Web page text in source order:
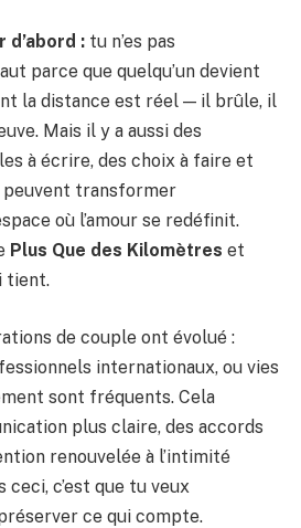
d’abord : tu n’es pas
parce que quelqu’un devient
la distance est réel — il brûle, il
Mais il y a aussi des
à écrire, des choix à faire et
transformer
où l’amour se redéfinit.
Plus Que des Kilomètres et
tient.
de couple ont évolué :
internationaux, ou vies
sont fréquents. Cela
plus claire, des accords
renouvelée à l’intimité
c’est que tu veux
ce qui compte.